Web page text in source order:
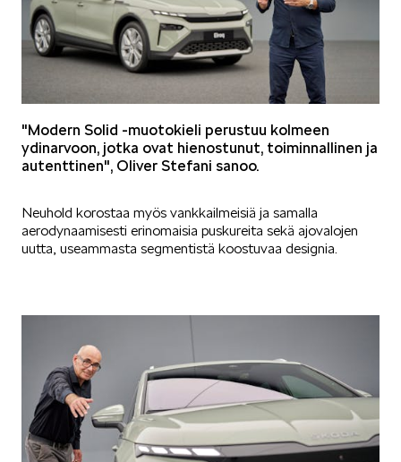
VASTUULLISUUS
ŠKODA 130 VUOTTA
ŠKODA MEDIASSA
"Modern Solid -muotokieli perustuu kolmeen
ydinarvoon, jotka ovat hienostunut, toiminnallinen ja
autenttinen", Oliver Stefani sanoo.
Neuhold korostaa myös vankkailmeisiä ja samalla
aerodynaamisesti erinomaisia puskureita sekä ajovalojen
uutta, useammasta segmentistä koostuvaa designia.